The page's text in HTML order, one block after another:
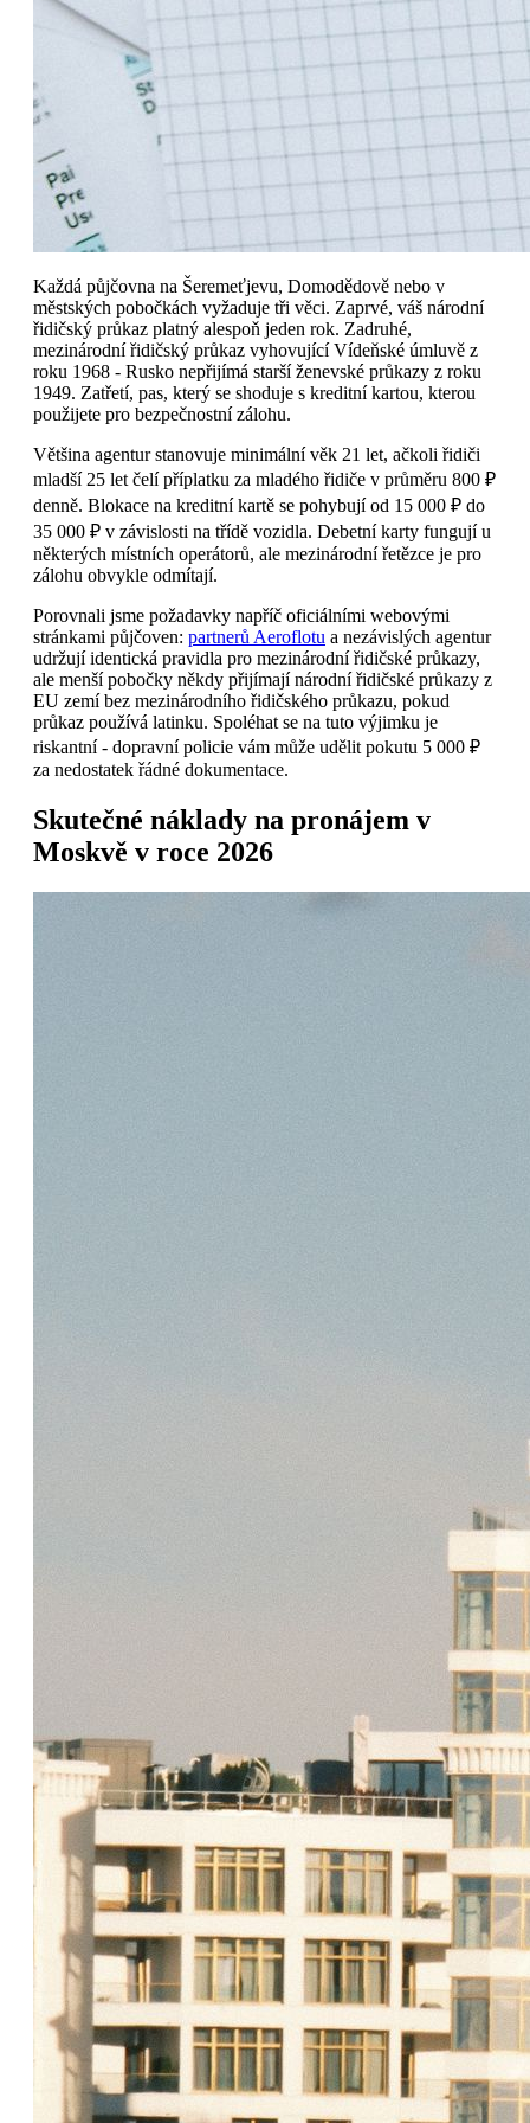
Každá půjčovna na Šeremeťjevu, Domodědově nebo v
městských pobočkách vyžaduje tři věci. Zaprvé, váš národní
řidičský průkaz platný alespoň jeden rok. Zadruhé,
mezinárodní řidičský průkaz vyhovující Vídeňské úmluvě z
roku 1968 - Rusko nepřijímá starší ženevské průkazy z roku
1949. Zatřetí, pas, který se shoduje s kreditní kartou, kterou
použijete pro bezpečnostní zálohu.
Většina agentur stanovuje minimální věk 21 let, ačkoli řidiči
mladší 25 let čelí příplatku za mladého řidiče v průměru 800 ₽
denně. Blokace na kreditní kartě se pohybují od 15 000 ₽ do
35 000 ₽ v závislosti na třídě vozidla. Debetní karty fungují u
některých místních operátorů, ale mezinárodní řetězce je pro
zálohu obvykle odmítají.
Porovnali jsme požadavky napříč oficiálními webovými
stránkami půjčoven: partnerů Aeroflotu a nezávislých agentur
udržují identická pravidla pro mezinárodní řidičské průkazy,
ale menší pobočky někdy přijímají národní řidičské průkazy z
EU zemí bez mezinárodního řidičského průkazu, pokud
průkaz používá latinku. Spoléhat se na tuto výjimku je
riskantní - dopravní policie vám může udělit pokutu 5 000 ₽
za nedostatek řádné dokumentace.
Skutečné náklady na pronájem v
Moskvě v roce 2026